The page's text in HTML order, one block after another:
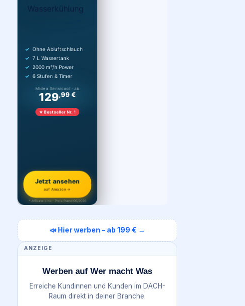
Ohne Abluftschlauch
7 L Wassertank
2000 m³/h Power
6 Stufen & Timer
Midea Sensicool · ab
129,99 €
★ Bestseller Nr. 1
Jetzt ansehen
auf Amazon →
* Affiliate-Link · Preis Stand 06/2026
📣 Hier werben – ab 199 € →
ANZEIGE
Werben auf Wer macht Was
Erreiche Kundinnen und Kunden im DACH-
Raum direkt in deiner Branche.